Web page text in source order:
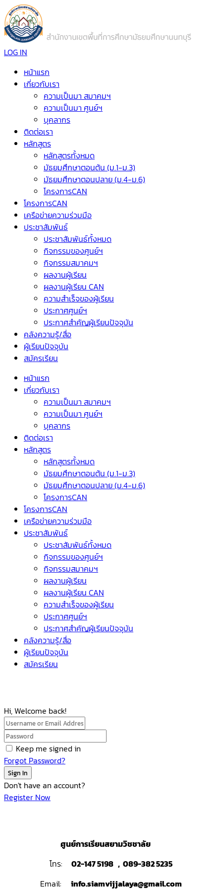
LOG IN
หน้าแรก
เกี่ยวกับเรา
ความเป็นมา สมาคมฯ
ความเป็นมา ศูนย์ฯ
บุคลากร
ติดต่อเรา
หลักสูตร
หลักสูตรทั้งหมด
มัธยมศึกษาตอนต้น (ม.1-ม.3)
มัธยมศึกษาตอนปลาย (ม.4-ม.6)
โครงการCAN
โครงการCAN
เครือข่ายความร่วมมือ
ประชาสัมพันธ์
ประชาสัมพันธ์ทั้งหมด
กิจกรรมของศูนย์ฯ
กิจกรรมสมาคมฯ
ผลงานผู้เรียน
ผลงานผู้เรียน CAN
ความสำเร็จของผู้เรียน
ประกาศศูนย์ฯ
ประกาศสำคัญผู้เรียนปัจจุบัน
คลังความรู้/สื่อ
ผู้เรียนปัจจุบัน
สมัครเรียน
หน้าแรก
เกี่ยวกับเรา
ความเป็นมา สมาคมฯ
ความเป็นมา ศูนย์ฯ
บุคลากร
ติดต่อเรา
หลักสูตร
หลักสูตรทั้งหมด
มัธยมศึกษาตอนต้น (ม.1-ม.3)
มัธยมศึกษาตอนปลาย (ม.4-ม.6)
โครงการCAN
โครงการCAN
เครือข่ายความร่วมมือ
ประชาสัมพันธ์
ประชาสัมพันธ์ทั้งหมด
กิจกรรมของศูนย์ฯ
กิจกรรมสมาคมฯ
ผลงานผู้เรียน
ผลงานผู้เรียน CAN
ความสำเร็จของผู้เรียน
ประกาศศูนย์ฯ
ประกาศสำคัญผู้เรียนปัจจุบัน
คลังความรู้/สื่อ
ผู้เรียนปัจจุบัน
สมัครเรียน
Hi, Welcome back!
Keep me signed in
Forgot Password?
Sign In
Don't have an account?
Register Now
ศูนย์การเรียนสยามวิชชาลัย
โทร:
02-147 5198 , 089-382 5235
Email:
info.siamvijjalaya@gmail.com